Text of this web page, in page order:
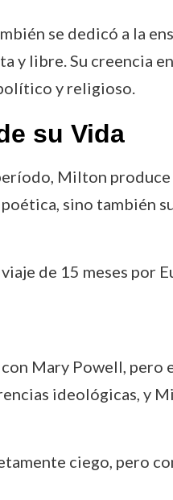
se dedicó a la
y libre. Su creencia
y religioso.
su Vida
Milton produce
sino también
de 15 meses por
Mary Powell, pero
ideológicas, y
ciego, pero